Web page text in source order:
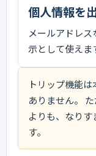
個人情報を
メールアドレ
示として使えま
トリップ機能
ありません。
よりも、なり
す。